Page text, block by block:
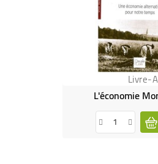
Livre-A
L'économie